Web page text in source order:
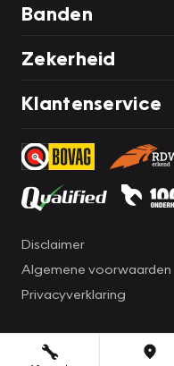
Banden
Zekerheid
Klantenservice
Disclaimer
Algemene voorwaarden
Privacyverklaring